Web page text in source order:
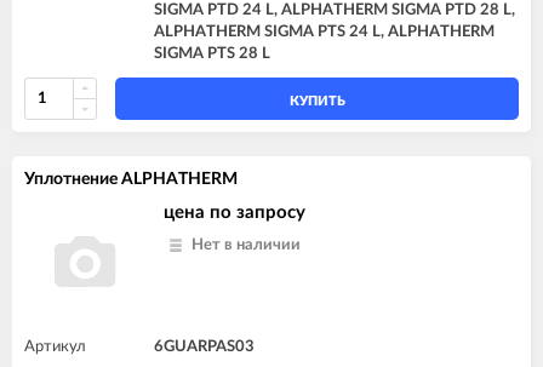
SIGMA PTD 24 L, ALPHATHERM SIGMA PTD 28 L,
ALPHATHERM SIGMA PTS 24 L, ALPHATHERM
SIGMA PTS 28 L
КУПИТЬ
Уплотнение ALPHATHERM
цена по запросу
Нет в наличии
Артикул 6GUARPAS03